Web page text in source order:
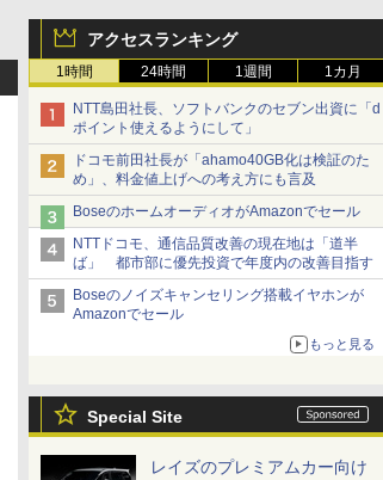
アクセスランキング
1時間 24時間 1週間 1カ月
NTT島田社長、ソフトバンクのセブン出資に「d
ポイント使えるようにして」
ドコモ前田社長が「ahamo40GB化は検証のた
め」、料金値上げへの考え方にも言及
BoseのホームオーディオがAmazonでセール
NTTドコモ、通信品質改善の現在地は「道半
ば」 都市部に優先投資で年度内の改善目指す
Boseのノイズキャンセリング搭載イヤホンが
Amazonでセール
もっと見る
Special Site
レイズのプレミアムカー向け